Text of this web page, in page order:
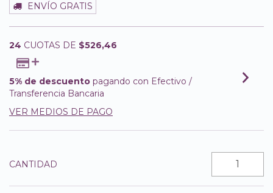
ENVÍO GRATIS
24 CUOTAS DE $526,46
5% de descuento pagando con Efectivo /
Transferencia Bancaria
VER MEDIOS DE PAGO
CANTIDAD